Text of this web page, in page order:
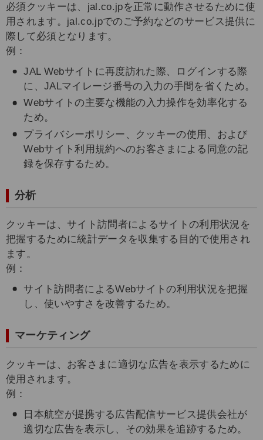
必須クッキーは、jal.co.jpを正常に動作させるために使
用されます。jal.co.jpでのご予約などのサービス提供に
際して必須となります。
例：
JAL Webサイトに再度訪れた際、ログインする際
に、JALマイレージ番号の入力の手間を省くため。
Webサイトの主要な機能の入力操作を効率化する
ため。
プライバシーポリシー、クッキーの使用、および
Webサイト利用規約へのお客さまによる同意の記
録を保存するため。
分析
クッキーは、サイト訪問者によるサイトの利用状況を
把握するために統計データを収集する目的で使用され
ます。
例：
サイト訪問者によるWebサイトの利用状況を把握
し、使いやすさを改善するため。
マーケティング
クッキーは、お客さまに適切な広告を表示するために
使用されます。
例：
日本航空が提携する広告配信サービス提供会社が
適切な広告を表示し、その効果を追跡するため。